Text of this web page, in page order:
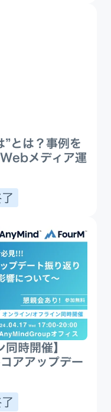
とは？事例を
メディア運
時開催】
アアップデー